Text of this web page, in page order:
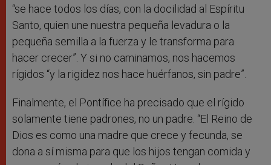
“se hace todos los días, con la docilidad al Espíritu
Santo, quien une nuestra pequeña levadura o la
pequeña semilla a la fuerza y le transforma para
hacer crecer”. Y si no caminamos, nos hacemos
rígidos “y la rigidez nos hace huérfanos, sin padre”.
Finalmente, el Pontífice ha precisado que el rígido
solamente tiene padrones, no un padre. “El Reino de
Dios es como una madre que crece y fecunda, se
dona a sí misma para que los hijos tengan comida y